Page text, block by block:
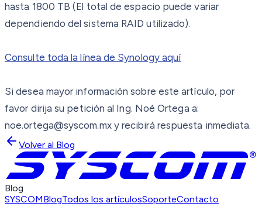
hasta 1800 TB (El total de espacio puede variar
dependiendo del sistema RAID utilizado).
Consulte toda la línea de Synology aquí
Si desea mayor información sobre este artículo, por
favor dirija su petición al Ing. Noé Ortega a:
noe.ortega@syscom.mx y recibirá respuesta inmediata.
Volver al Blog
Blog
SYSCOMBlogTodos los artículosSoporteContacto